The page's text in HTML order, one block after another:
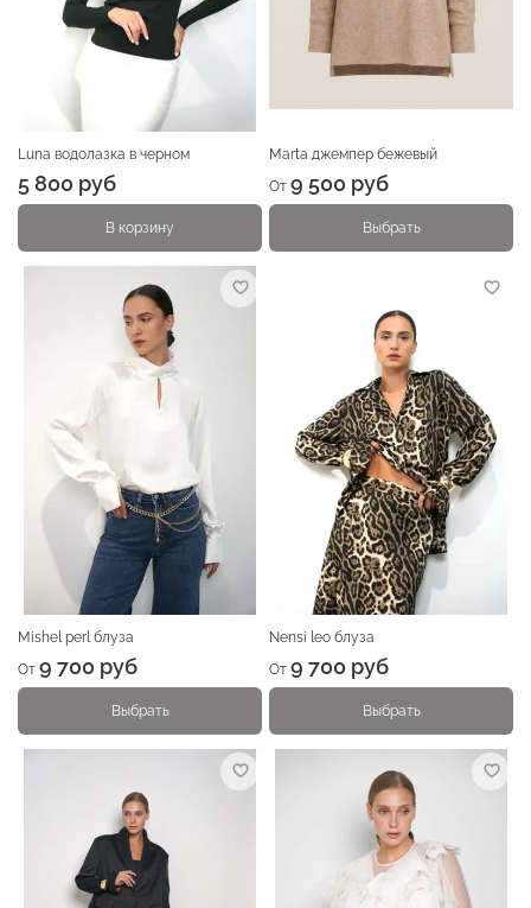
Luna водолазка в черном
5 800 руб
В корзину
Marta джемпер бежевый
От 9 500 руб
Выбрать
Mishel perl блуза
От 9 700 руб
Выбрать
Nensi leo блуза
От 9 700 руб
Выбрать